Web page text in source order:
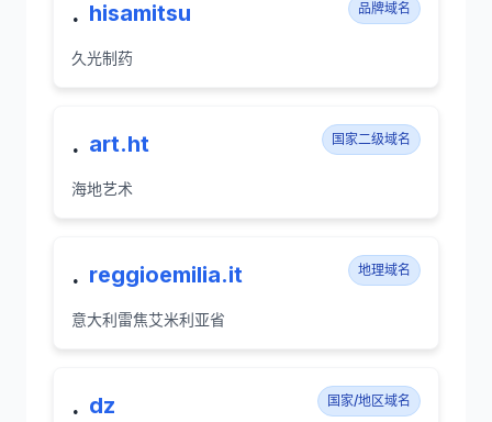
. hisamitsu 品牌域名
久光制药
. art.ht 国家二级域名
海地艺术
. reggioemilia.it 地理域名
意大利雷焦艾米利亚省
. dz 国家/地区域名